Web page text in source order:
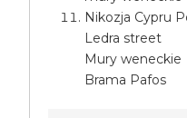
Nikozja Cypru
Ledra street
Mury weneckie
Brama Pafos